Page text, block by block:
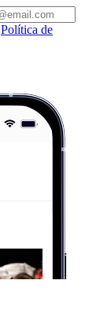
Política de